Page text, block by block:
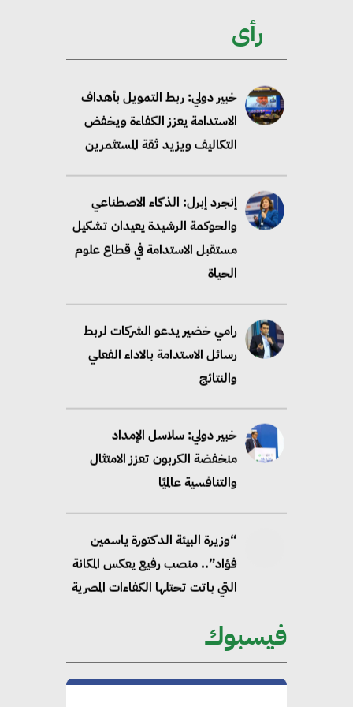
رأىوالسياسات
خبير دولي: ربط التمويل بأهداف
الاستدامة يعزز الكفاءة ويخفض
التكاليف ويزيد ثقة المستثمرين
إنجرد إبرل: الذكاء الاصطناعي
والحوكمة الرشيدة يعيدان تشكيل
مستقبل الاستدامة في قطاع علوم
الحياة
رامي خضير يدعو الشركات لربط
رسائل الاستدامة بالاداء الفعلي
والنتائج
خبير دولي: سلاسل الإمداد
منخفضة الكربون تعزز الامتثال
والتنافسية عالميًا
“وزيرة البيئة الدكتورة ياسمين
فؤاد”.. منصب رفيع يعكس المكانة
التي باتت تحتلها الكفاءات المصرية
محلب : المباني الخضراء إضافة
فيسبوك